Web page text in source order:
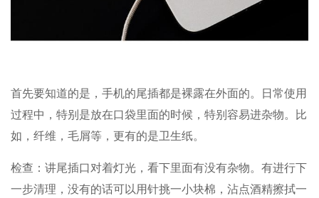
首先要知道的是，手机的尾插都是裸露在外面的。日常使用
过程中，特别是放在口袋里面的时候，特别容易进杂物。比
如，纤维，毛屑等，更有的是卫生纸。
检查：讲尾插口对着灯光，看下里面有没有杂物。有进行下
一步清理，没有的话可以用针挑一小块棉，沾点酒精擦拭一